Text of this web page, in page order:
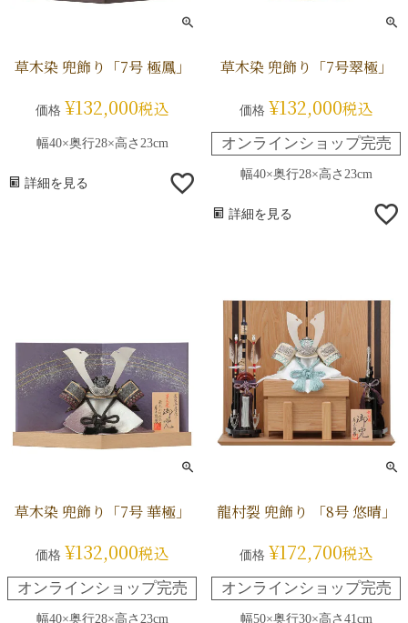
草木染 兜飾り「7号 極鳳」
価格 ¥132,000税込
幅40×奥行28×高さ23cm
詳細を見る
草木染 兜飾り「7号翠極」
価格 ¥132,000税込
オンラインショップ完売
幅40×奥行28×高さ23cm
詳細を見る
草木染 兜飾り「7号 華極」
価格 ¥132,000税込
オンラインショップ完売
幅40×奥行28×高さ23cm
龍村裂 兜飾り 「8号 悠晴」
価格 ¥172,700税込
オンラインショップ完売
幅50×奥行30×高さ41cm